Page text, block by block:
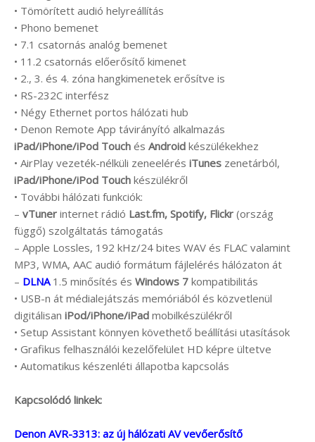
• Tömörített audió helyreállítás
• Phono bemenet
• 7.1 csatornás analóg bemenet
• 11.2 csatornás előerősítő kimenet
• 2., 3. és 4. zóna hangkimenetek erősítve is
• RS-232C interfész
• Négy Ethernet portos hálózati hub
• Denon Remote App távirányító alkalmazás
iPad/iPhone/iPod Touch és Android készülékekhez
• AirPlay vezeték-nélküli zeneelérés iTunes zenetárból,
iPad/iPhone/iPod Touch készülékről
• További hálózati funkciók:
– vTuner internet rádió Last.fm, Spotify, Flickr (ország
függő) szolgáltatás támogatás
– Apple Lossles, 192 kHz/24 bites WAV és FLAC valamint
MP3, WMA, AAC audió formátum fájlelérés hálózaton át
– DLNA1.5 minősítés és Windows 7 kompatibilitás
• USB-n át médialejátszás memóriából és közvetlenül
digitálisan iPod/iPhone/iPad mobilkészülékről
• Setup Assistant könnyen követhető beállítási utasítások
• Grafikus felhasználói kezelőfelület HD képre ültetve
• Automatikus készenléti állapotba kapcsolás
Kapcsolódó linkek:
Denon AVR-3313: az új hálózati AV vevőerősítő